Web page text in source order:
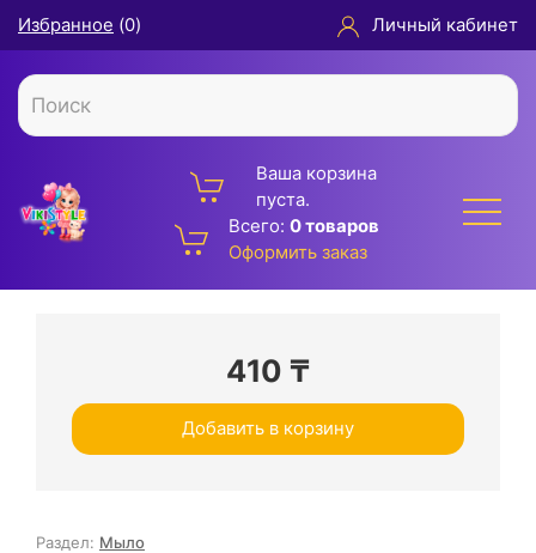
Избранное (0) Личный кабинет
Ваша корзина
пуста.
Всего: 0 товаров
Оформить заказ
410 ₸
Добавить в корзину
Раздел: Мыло